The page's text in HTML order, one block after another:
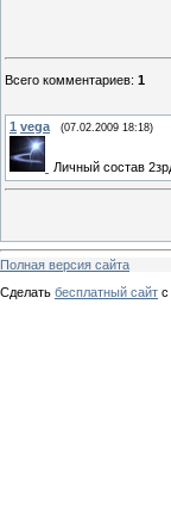
Всего комментариев: 1
1 vega (07.02.2009 18:18)
Личный состав
Полная версия сайта
Сделать бесплатный сайт с